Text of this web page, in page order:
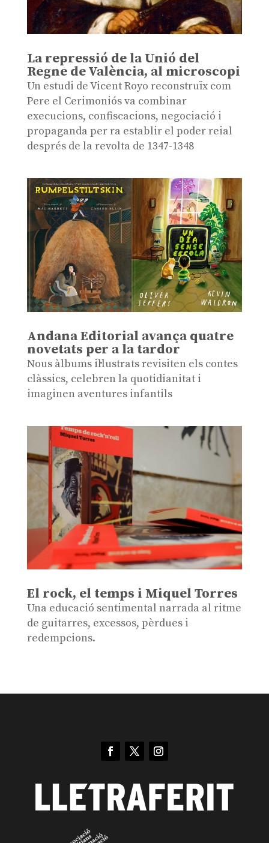
La repressió de la Unió del
Regne de València, al microscopi
Un estudi de Vicent Royo reconstruïx com
Pere el Cerimoniós va combinar
execucions, confiscacions, negociació i
propaganda per ra establir el poder reial
després de la revolta de 1347-1348
Andana Editorial avança quatre
novetats per a la tardor
Nous àlbums il·lustrats revisiten els contes
clàssics, celebren la quotidianitat i
imaginen aventures infantils
El rock, el temps i Miquel Torres
Una educació sentimental narrada al ritme
de guitarres, excessos, pèrdues i
redempcions.